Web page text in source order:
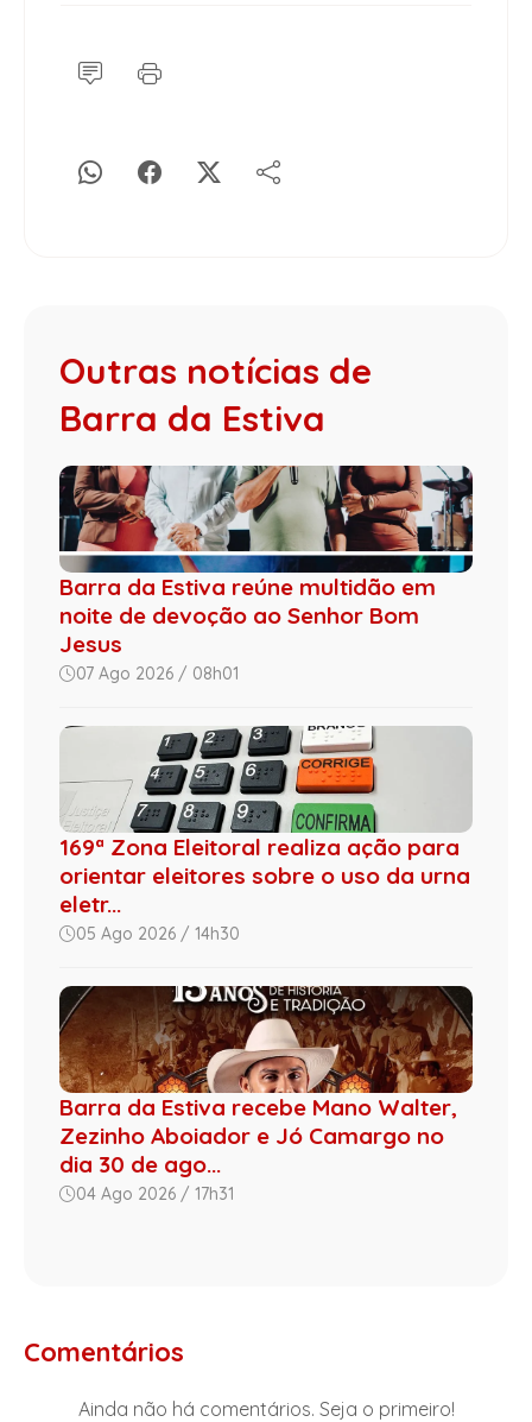
Outras notícias de
Barra da Estiva
Barra da Estiva reúne multidão em
noite de devoção ao Senhor Bom
Jesus
07 Ago 2026 / 08h01
169ª Zona Eleitoral realiza ação para
orientar eleitores sobre o uso da urna
eletr...
05 Ago 2026 / 14h30
Barra da Estiva recebe Mano Walter,
Zezinho Aboiador e Jó Camargo no
dia 30 de ago...
04 Ago 2026 / 17h31
Comentários
Ainda não há comentários. Seja o primeiro!